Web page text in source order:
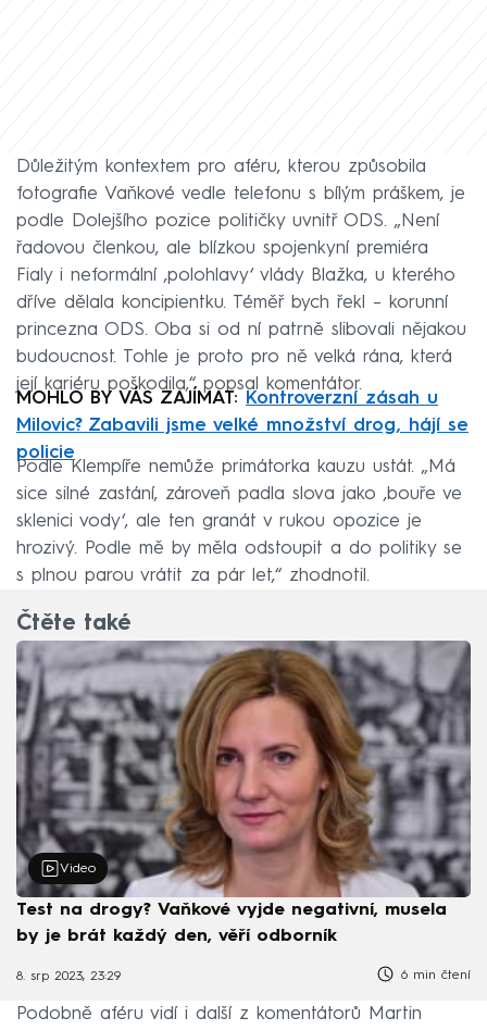
Důležitým kontextem pro aféru, kterou způsobila
fotografie Vaňkové vedle telefonu s bílým práškem, je
podle Dolejšího pozice političky uvnitř ODS. „Není
řadovou členkou, ale blízkou spojenkyní premiéra
Fialy i neformální ‚polohlavy‘ vlády Blažka, u kterého
dříve dělala koncipientku. Téměř bych řekl – korunní
princezna ODS. Oba si od ní patrně slibovali nějakou
budoucnost. Tohle je proto pro ně velká rána, která
její kariéru poškodila,“ popsal komentátor.
MOHLO BY VÁS ZAJÍMAT:
Kontroverzní zásah u
Milovic? Zabavili jsme velké množství drog, hájí se
policie
Podle Klempíře nemůže primátorka kauzu ustát. „Má
sice silné zastání, zároveň padla slova jako ‚bouře ve
sklenici vody‘, ale ten granát v rukou opozice je
hrozivý. Podle mě by měla odstoupit a do politiky se
s plnou parou vrátit za pár let,“ zhodnotil.
Čtěte také
Video
Test na drogy? Vaňkové vyjde negativní, musela
by je brát každý den, věří odborník
8. srp 2023, 23:29 6 min čtení
Podobně aféru vidí i další z komentátorů Martin